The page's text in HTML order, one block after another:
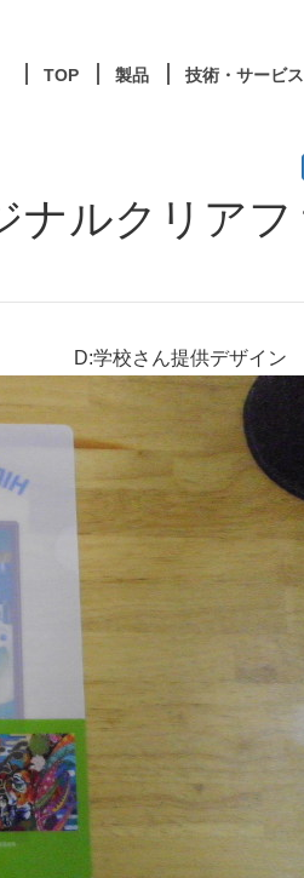
TOP 製品 技術・サービス
提供デザイン